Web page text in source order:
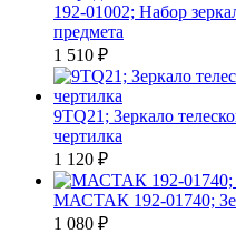
192-01002; Набор
предмета
1 510 ₽
9TQ21; Зеркало
чертилка
1 120 ₽
МАСТАК 192-01740;
1 080 ₽